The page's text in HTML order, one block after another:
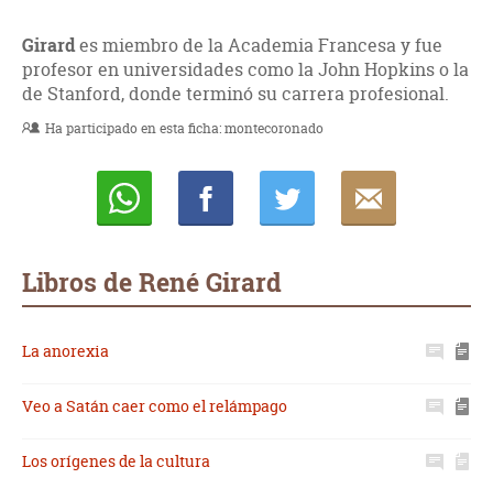
Girardes miembro de la Academia Francesa y fue
profesor en universidades como la John Hopkins o la
de Stanford, donde terminó su carrera profesional.
Ha participado en esta ficha:montecoronado
Libros de René Girard
La anorexia
Veo a Satán caer como el relámpago
Los orígenes de la cultura